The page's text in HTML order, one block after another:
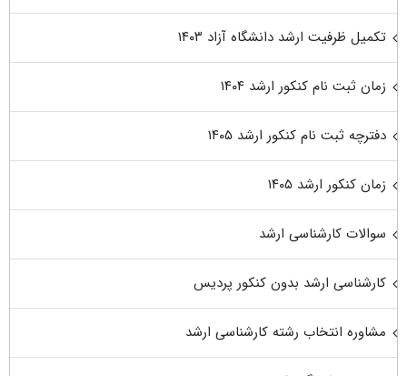
تکمیل ظرفیت ارشد دانشگاه آزاد ۱۴۰۳
زمان ثبت نام کنکور ارشد ۱۴۰۴
دفترچه ثبت نام کنکور ارشد ۱۴۰۵
زمان کنکور ارشد ۱۴۰۵
سوالات کارشناسی ارشد
کارشناسی ارشد بدون کنکور پردیس
مشاوره انتخاب رشته کارشناسی ارشد